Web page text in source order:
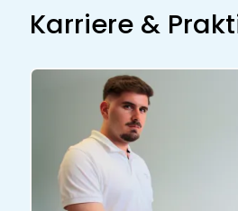
Karriere &